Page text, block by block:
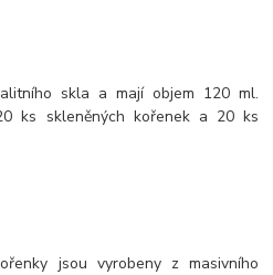
skla a mají objem 120 ml.
ks skleněných kořenek a 20 ks
jsou vyrobeny z masivního